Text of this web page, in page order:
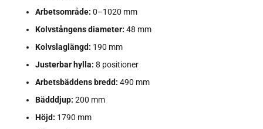
Arbetsområde: 0–1020 mm
Kolvstångens diameter: 48 mm
Kolvslaglängd: 190 mm
Justerbar hylla: 8 positioner
Arbetsbäddens bredd: 490 mm
Bädddjup: 200 mm
Höjd: 1790 mm